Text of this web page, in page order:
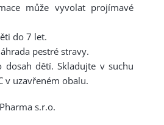
může vyvolat projímavé
do 7 let.
pestré stravy.
dosah dětí. Skladujte v suchu
v uzavřeném obalu.
s.r.o.